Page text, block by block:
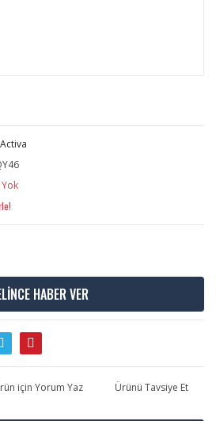
HABER VER
için Yorum Yaz Ürünü Tavsiye Et